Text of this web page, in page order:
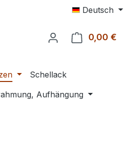
Deutsch
0,00 €
Schellack
Aufhängung